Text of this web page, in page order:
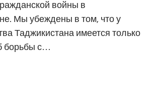
войны в
Мы убеждены в том, что у
Таджикистана имеется только
борьбы с…